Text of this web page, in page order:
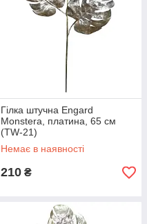
Гілка штучна Engard
Monstera, платина, 65 см
(TW-21)
Немає в наявності
210 ₴